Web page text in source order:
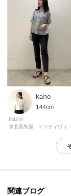
伸縮性：なし
生地の厚み：普通
裏地：なし
洗濯方法：洗濯機洗い可
モデル情報：身長
kaho
144cm
INDIVI
泉北高島屋 インディヴィ
関連ブログ